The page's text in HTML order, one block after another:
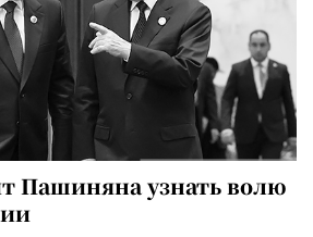
Пашиняна узнать волю